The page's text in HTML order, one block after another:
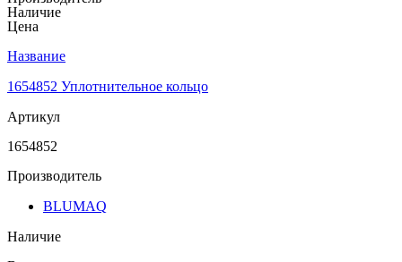
Наличие
Цена
Название
1654852 Уплотнительное кольцо
Артикул
1654852
Производитель
BLUMAQ
Наличие